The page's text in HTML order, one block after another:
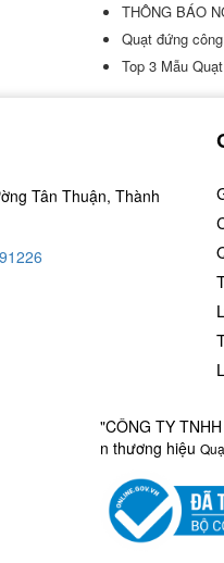
THÔNG BÁO
Quạt đứng
Top 3 Mẫu
Tân Thuận, Thành
"CÔNG TY
n thương hiệu